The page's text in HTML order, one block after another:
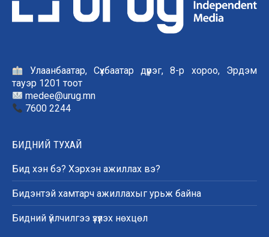
Улаанбаатар, Сүхбаатар дүүрэг, 8-р хороо, Эрдэм
тауэр 1201 тоот
medee@urug.mn
7600 2244
БИДНИЙ ТУХАЙ
Бид хэн бэ? Хэрхэн ажиллах вэ?
Бидэнтэй хамтарч ажиллахыг урьж байна
Бидний үйлчилгээ үзүүлэх нөхцөл